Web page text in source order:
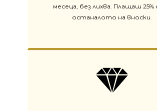
месеца, без лихва. Плащаш 25%
останалото на вноски.